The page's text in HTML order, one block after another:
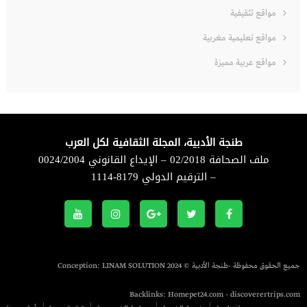
مواقع تثقيفية
مواقع تعليمية مغربية
مواقع عربية مميزة
طنجة الأدبية، المجلة الثقافية لكل العرب
ملف الصحافة 02/2018 – الإيداع القانوني 0024/2004
– الترقيم الدولي 8179-1114
جميع الحقوق محفوظة -طنجة الأدبية © 2024 Conception: LINAM SOLUTION
Backlinks: Homepet24.com - discoverertrips.com